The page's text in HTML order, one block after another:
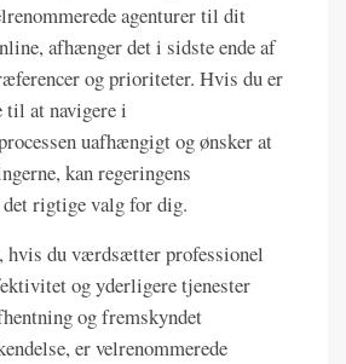
agenturer til dit
afhænger det i sidste ende af
og prioriteter. Hvis du er
til at navigere i
uafhængigt og ønsker at
kan regeringens
rigtige valg for dig.
hvis du værdsætter professionel
og yderligere tjenester
og fremskyndet
er velrenommerede